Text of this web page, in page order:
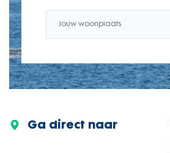
Ga direct naar